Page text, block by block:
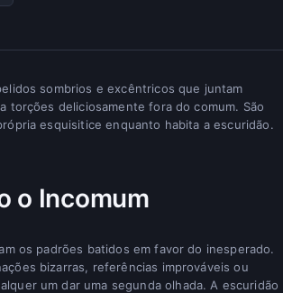
sombrios e excêntricos que juntam
torções deliciosamente fora do comum. São
esquisitice enquanto habita a escuridão.
o Incomum
os padrões batidos em favor do inesperado.
bizarras, referências improváveis ou
um dar uma segunda olhada. A escuridão